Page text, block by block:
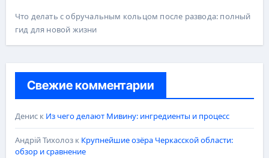
Что делать с обручальным кольцом после развода: полный
гид для новой жизни
Свежие комментарии
Дениск Из чего делают Мивину: ингредиенты и процесс
Андрій Тихолозк Крупнейшие озёра Черкасской области:
обзор и сравнение